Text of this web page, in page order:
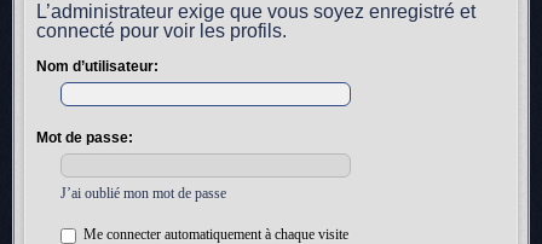
L’administrateur exige que vous soyez enregistré et
connecté pour voir les profils.
Nom d’utilisateur:
Mot de passe:
J’ai oublié mon mot de passe
Me connecter automatiquement à chaque visite